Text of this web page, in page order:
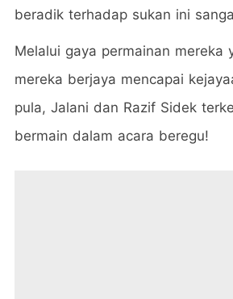
beradik terhadap sukan ini
Melalui gaya permainan mereka
mereka berjaya mencapai
pula, Jalani dan Razif Sidek
bermain dalam acara beregu!